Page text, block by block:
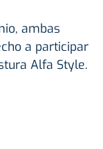
ambas
a participar
Alfa Style.